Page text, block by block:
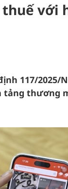
với
117/2025/
thương